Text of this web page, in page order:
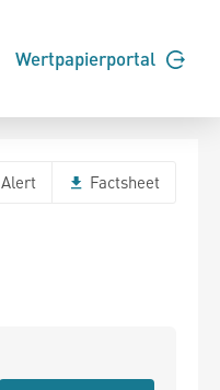
Wertpapierportal
Alert Factsheet